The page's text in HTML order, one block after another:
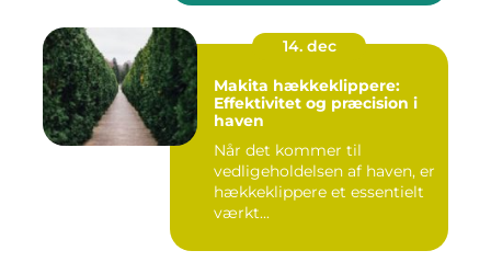
14. dec
Makita hækkeklippere:
Effektivitet og præcision i
haven
Når det kommer til
vedligeholdelsen af haven, er
hækkeklippere et essentielt
værkt...